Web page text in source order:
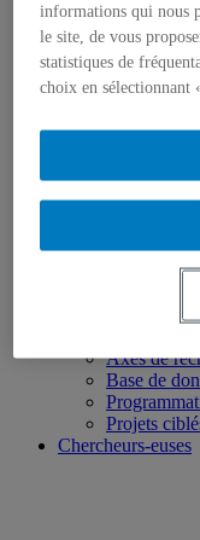
Activités
Archives et
Vidéos et
Axes de
Base de
Projets
Chercheurs-euses
informations qui nous
le site, de vous
statistiques de
choix en sélectionnant